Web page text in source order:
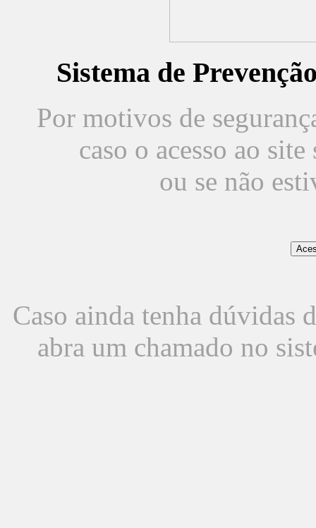
Sistema de
Por motivos de
caso o acesso ao
ou se não
Caso ainda tenha dúvidas
abra um chamado no